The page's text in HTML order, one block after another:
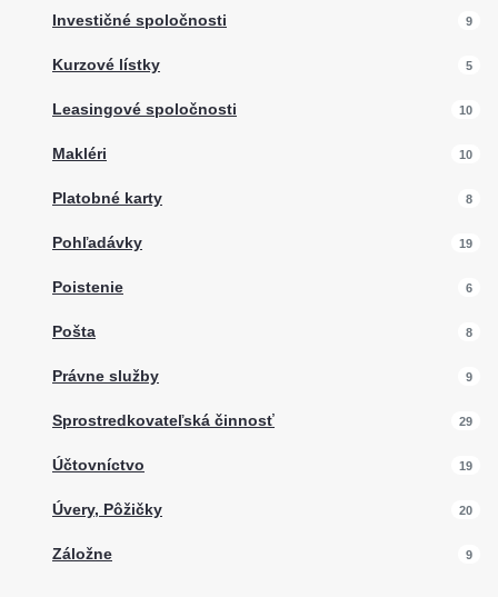
Investičné spoločnosti 9
Kurzové lístky 5
Leasingové spoločnosti 10
Makléri 10
Platobné karty 8
Pohľadávky 19
Poistenie 6
Pošta 8
Právne služby 9
Sprostredkovateľská činnosť 29
Účtovníctvo 19
Úvery, Pôžičky 20
Záložne 9